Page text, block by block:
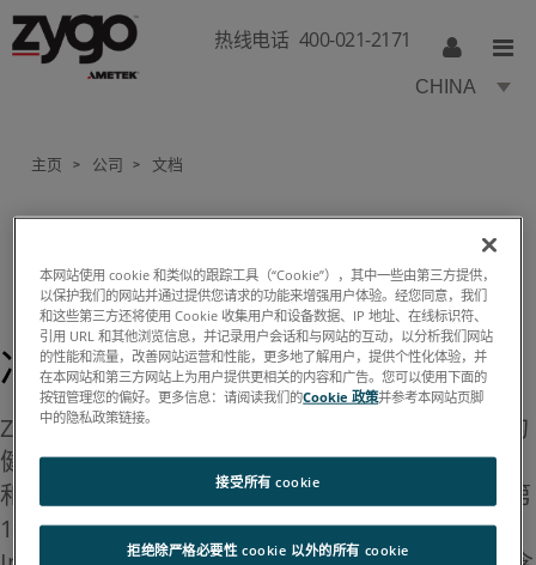
热线电话 400-021-2171
CHINA
主页 > 公司 > 文档
文档
冲突矿物政策
Zygo 公司和 AMETEK, Inc. 致力于支持人类和环境的
健康、安全和保护。根据《多德-弗兰克华尔街改革
和消费者保护法》对冲突材料的规定（HR 4173，第
1502条（冲突矿产法）），Zygo 公司和 AMETEK,
本网站使用 cookie 和类似的跟踪工具（“Cookie”），其中一些由第三方提供，
以保护我们的网站并通过提供您请求的功能来增强用户体验。经您同意，我们
和这些第三方还将使用 Cookie 收集用户和设备数据、IP 地址、在线标识符、
引用 URL 和其他浏览信息，并记录用户会话和与网站的互动，以分析我们网站
的性能和流量，改善网站运营和性能，更多地了解用户，提供个性化体验，并
在本网站和第三方网站上为用户提供更相关的内容和广告。您可以使用下面的
按钮管理您的偏好。更多信息：请阅读我们的Cookie 政策并参考本网站页脚
中的隐私政策链接。
拒绝除严格必要性 cookie 以外的所有 cookie
接受所有 cookie